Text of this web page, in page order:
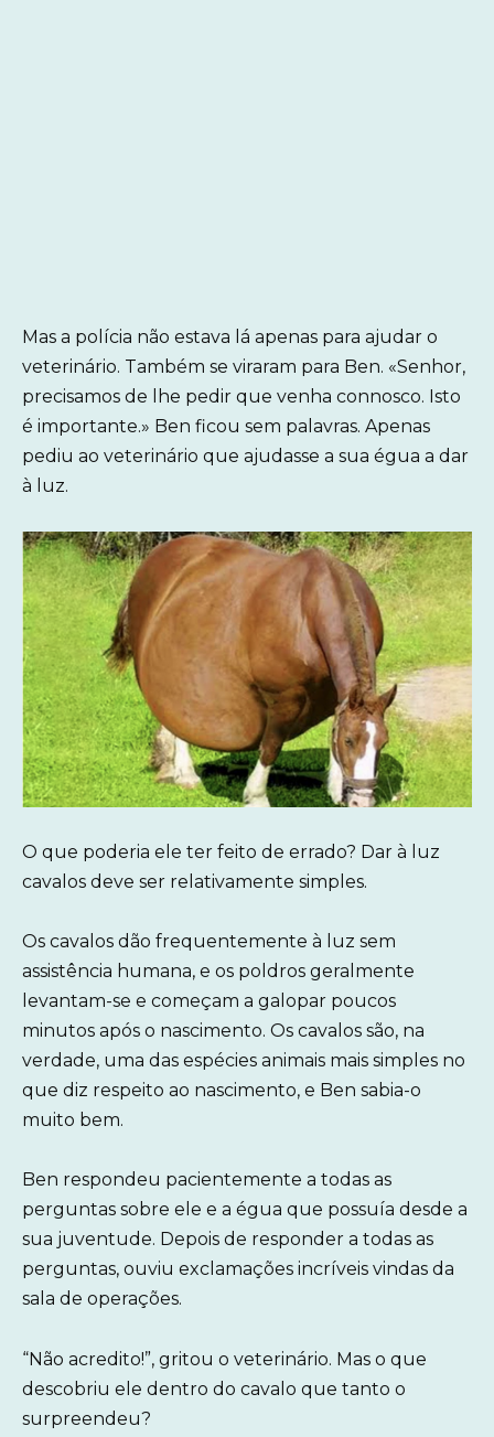
Mas a polícia não estava lá apenas para ajudar o
veterinário. Também se viraram para Ben. «Senhor,
precisamos de lhe pedir que venha connosco. Isto
é importante.» Ben ficou sem palavras. Apenas
pediu ao veterinário que ajudasse a sua égua a dar
à luz.
O que poderia ele ter feito de errado? Dar à luz
cavalos deve ser relativamente simples.
Os cavalos dão frequentemente à luz sem
assistência humana, e os poldros geralmente
levantam-se e começam a galopar poucos
minutos após o nascimento. Os cavalos são, na
verdade, uma das espécies animais mais simples no
que diz respeito ao nascimento, e Ben sabia-o
muito bem.
Ben respondeu pacientemente a todas as
perguntas sobre ele e a égua que possuía desde a
sua juventude. Depois de responder a todas as
perguntas, ouviu exclamações incríveis vindas da
sala de operações.
“Não acredito!”, gritou o veterinário. Mas o que
descobriu ele dentro do cavalo que tanto o
surpreendeu?